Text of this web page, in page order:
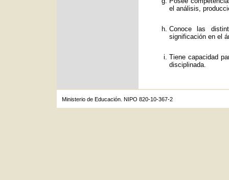
el análisis,
Conoce las
significación en el
Tiene capacidad
disciplinada.
Ministerio de Educación. NIPO 820-10-367-2